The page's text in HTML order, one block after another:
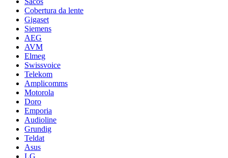
Cobertura da lente
Gigaset
Siemens
AEG
AVM
Elmeg
Swissvoice
Telekom
Amplicomms
Motorola
Doro
Emporia
Audioline
Grundig
Teldat
Asus
LG